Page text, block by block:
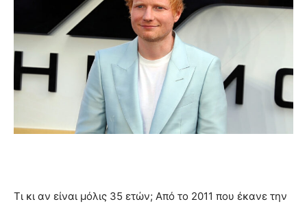
Τι κι αν είναι μόλις 35 ετών; Από το 2011 που έκανε την